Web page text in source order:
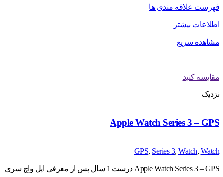
فهرست علاقه مندی ها
اطلاعات بیشتر
مشاهده سریع
مقایسه کنید
نزدیک
Apple Watch Series 3 – GPS
GPS, Series 3, Watch, Watch
Apple Watch Series 3 – GPS درست 1 سال پس از معرفی اپل واچ سری